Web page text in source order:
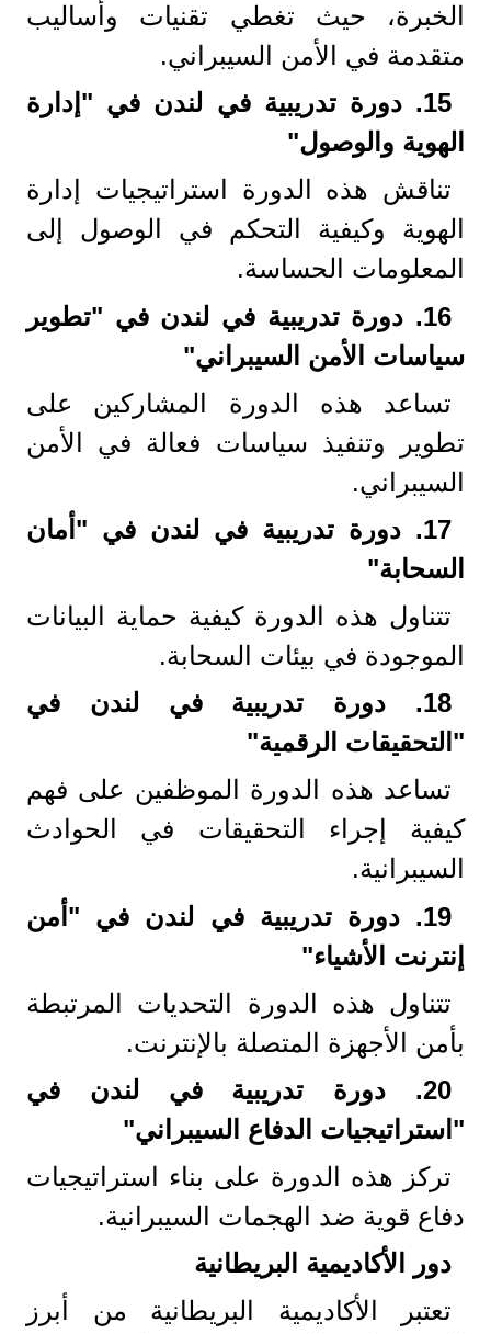
الخبرة، حيث تغطي تقنيات وأساليب
متقدمة في الأمن السيبراني.
15.
دورة تدريبية في لندن في "إدارة
الهوية والوصول"
تناقش هذه الدورة استراتيجيات إدارة
الهوية وكيفية التحكم في الوصول إلى
المعلومات الحساسة.
16.
دورة تدريبية في لندن في "تطوير
سياسات الأمن السيبراني"
تساعد هذه الدورة المشاركين على
تطوير وتنفيذ سياسات فعالة في الأمن
السيبراني.
17.
دورة تدريبية في لندن في "أمان
السحابة"
تتناول هذه الدورة كيفية حماية البيانات
الموجودة في بيئات السحابة.
18.
دورة تدريبية في لندن في
"التحقيقات الرقمية"
تساعد هذه الدورة الموظفين على فهم
كيفية إجراء التحقيقات في الحوادث
السيبرانية.
19.
دورة تدريبية في لندن في "أمن
إنترنت الأشياء"
تتناول هذه الدورة التحديات المرتبطة
بأمن الأجهزة المتصلة بالإنترنت.
20.
دورة تدريبية في لندن في
"استراتيجيات الدفاع السيبراني"
تركز هذه الدورة على بناء استراتيجيات
دفاع قوية ضد الهجمات السيبرانية.
دور الأكاديمية البريطانية
تعتبر الأكاديمية البريطانية من أبرز